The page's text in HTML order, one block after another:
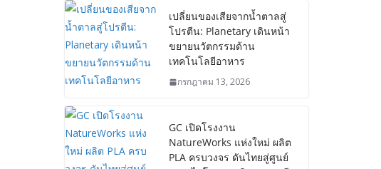
เปลี่ยนของเสียจากน้ำตาลสู่
โปรตีน: Planetary เดินหน้า
ขยายนวัตกรรมด้าน
เทคโนโลยีอาหาร
กรกฎาคม 13, 2026
GC เปิดโรงงาน
NatureWorks แห่งใหม่ ผลิต
PLA ครบวงจร ดันไทยสู่ศูนย์